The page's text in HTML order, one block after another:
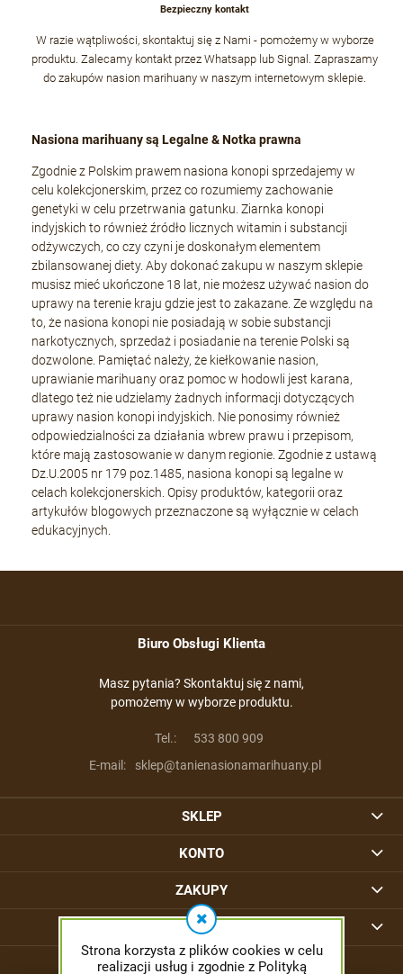
Strona korzysta z plików cookies w celu
realizacji usług i zgodnie z Polityką
Bezpieczny kontakt
W razie wątpliwości, skontaktuj się z Nami - pomożemy w wyborze
produktu. Zalecamy kontakt przez Whatsapp lub Signal. Zapraszamy
do zakupów nasion marihuany w naszym internetowym sklepie.
Nasiona marihuany są Legalne & Notka prawna
Zgodnie z Polskim prawem nasiona konopi sprzedajemy w
celu kolekcjonerskim, przez co rozumiemy zachowanie
genetyki w celu przetrwania gatunku. Ziarnka konopi
indyjskich to również źródło licznych witamin i substancji
odżywczych, co czy czyni je doskonałym elementem
zbilansowanej diety. Aby dokonać zakupu w naszym sklepie
musisz mieć ukończone 18 lat, nie możesz używać nasion do
uprawy na terenie kraju gdzie jest to zakazane. Ze względu na
to, że nasiona konopi nie posiadają w sobie substancji
narkotycznych, sprzedaż i posiadanie na terenie Polski są
dozwolone. Pamiętać należy, że kiełkowanie nasion,
uprawianie marihuany oraz pomoc w hodowli jest karana,
dlatego też nie udzielamy żadnych informacji dotyczących
uprawy nasion konopi indyjskich. Nie ponosimy również
odpowiedzialności za działania wbrew prawu i przepisom,
które mają zastosowanie w danym regionie. Zgodnie z ustawą
Dz.U.2005 nr 179 poz.1485, nasiona konopi są legalne w
celach kolekcjonerskich. Opisy produktów, kategorii oraz
artykułów blogowych przeznaczone są wyłącznie w celach
edukacyjnych.
Biuro Obsługi Klienta
Masz pytania? Skontaktuj się z nami,
pomożemy w wyborze produktu.
Tel.:
533 800 909
E-mail:
sklep@tanienasionamarihuany.pl
SKLEP
KONTO
ZAKUPY
INFORMACJE